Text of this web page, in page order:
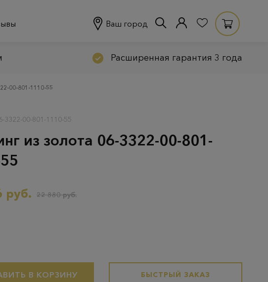
Ваш город
Расширенная гарантия 3 года
00-801-1110-55
3322-00-801-1110-55
из золота 06-3322-00-801-
руб. 22 880 руб.
В КОРЗИНУ БЫСТРЫЙ ЗАКАЗ